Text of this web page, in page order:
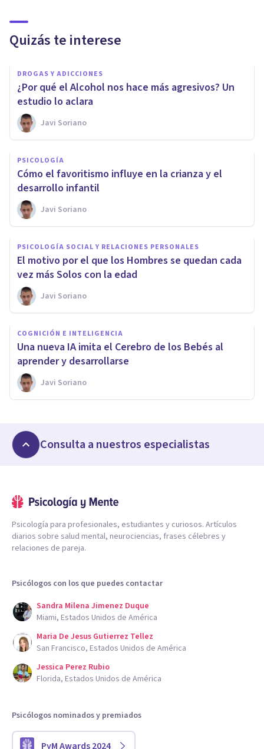
Quizás te interese
DROGAS Y ADICCIONES
¿Por qué el Alcohol nos hace más agresivos? Un
estudio lo aclara
Javi Soriano
PSICOLOGÍA
Cómo el favoritismo influye en la crianza y el
desarrollo infantil
Javi Soriano
PSICOLOGÍA SOCIAL Y RELACIONES PERSONALES
El motivo por el que los Hombres se quedan cada
vez más Solos con la edad
Javi Soriano
COGNICIÓN E INTELIGENCIA
Una nueva IA imita el Cerebro de los Bebés al
aprender y desarrollarse
Javi Soriano
Consulta a nuestros especialistas
Psicología para profesionales, estudiantes y curiosos. Artículos
diarios sobre salud mental, neurociencias, frases célebres y
relaciones de pareja.
Psicólogos con los que puedes contactar
Sandra Milena Jimenez Duque
Miami, Estados Unidos de América
Maria De Jesus Gutierrez Tellez
San Francisco, Estados Unidos de América
Jessica Perez Rubio
Florida, Estados Unidos de América
Psicólogos nominados y premiados
PyM Awards 2024